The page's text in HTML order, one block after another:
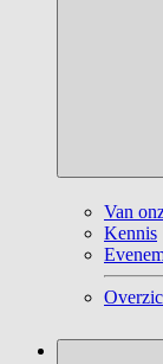
Van
Kennis